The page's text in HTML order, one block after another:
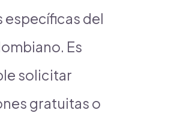
específicas del
Es
solicitar
gratuitas o